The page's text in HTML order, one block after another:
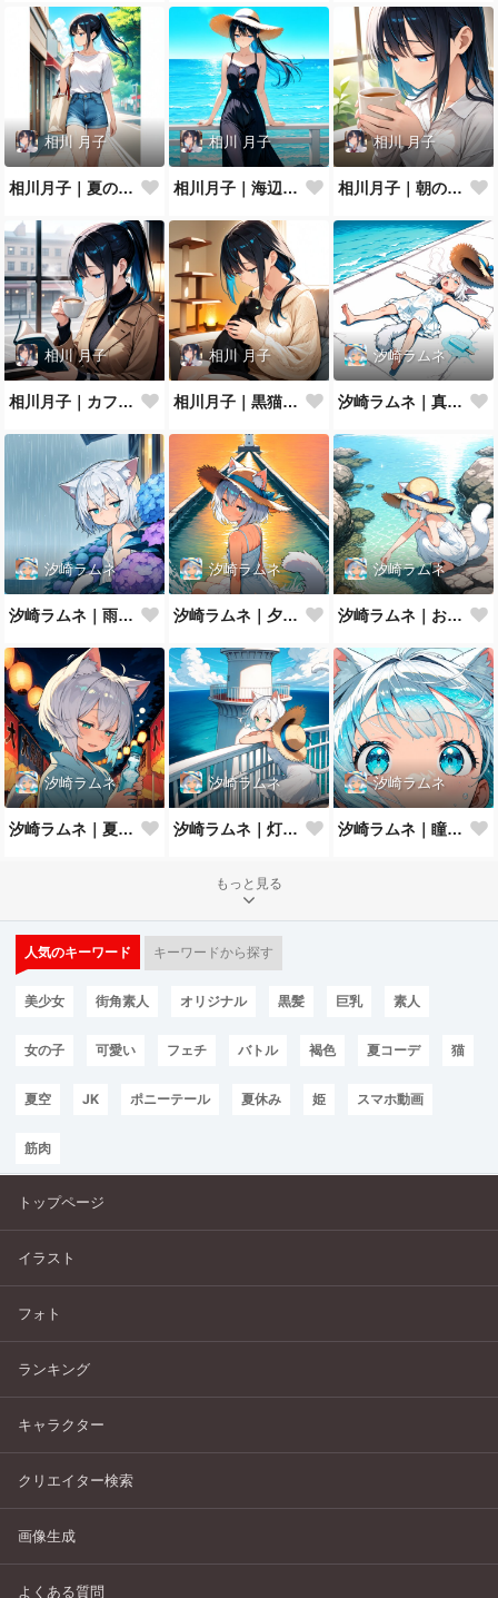
相川 月子
相川月子｜夏の休日カジュアル
相川 月子
相川月子｜海辺のリゾートワンピ
相川 月子
相川月子｜朝のハーブティー
相川 月子
相川月子｜カフェで読書
相川 月子
相川月子｜黒猫とニットの休日
汐崎ラムネ
汐崎ラムネ｜真夏の防波堤でとろけ猫
汐崎ラムネ
汐崎ラムネ｜雨やどり
汐崎ラムネ
汐崎ラムネ｜夕暮れの防波堤
汐崎ラムネ
汐崎ラムネ｜およげない猫っ子
汐崎ラムネ
汐崎ラムネ｜夏祭りの夜
汐崎ラムネ
汐崎ラムネ｜灯台の風
汐崎ラムネ
汐崎ラムネ｜瞳にうつる夏の海
もっと見る
人気のキーワード キーワードから探す
美少女 街角素人 オリジナル 黒髪 巨乳 素人
女の子 可愛い フェチ バトル 褐色 夏コーデ 猫
夏空 JK ポニーテール 夏休み 姫 スマホ動画
筋肉
トップページ
イラスト
フォト
ランキング
キャラクター
クリエイター検索
画像生成
よくある質問